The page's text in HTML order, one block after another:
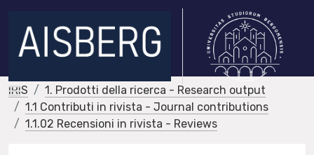
IRIS
1. Prodotti della ricerca - Research output
1.1 Contributi in rivista - Journal contributions
1.1.02 Recensioni in rivista - Reviews